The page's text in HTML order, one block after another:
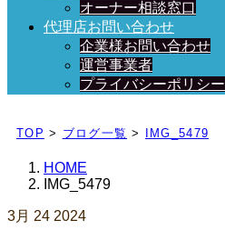
オーナー相談窓口
代理店お問い合わせ
企業様お問い合わせ
運営事業者
プライバシーポリシー
日々、ブログを更新中！
TOP > ブログ一覧 > IMG_5479
HOME
IMG_5479
3月 24 2024